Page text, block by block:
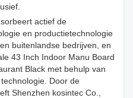
actief de
en productietechnologie
buitenlandse bedrijven, en
43 Inch Indoor Manu Board
Black met behulp van
Door de
Shenzhen kosintec Co.,